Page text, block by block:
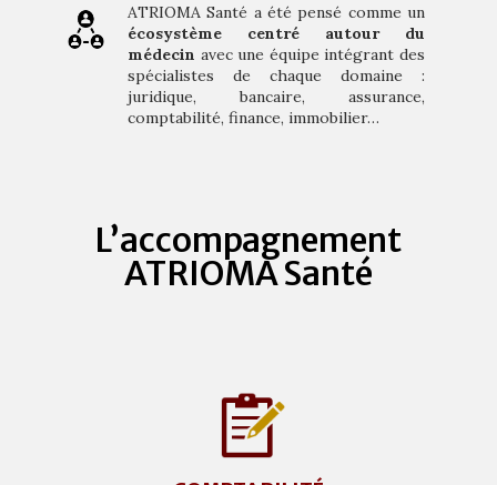
ATRIOMA Santé a été pensé comme un
écosystème centré autour du
médecin avecune équipe intégrant des
spécialistes de chaque domaine :
juridique, bancaire, assurance,
comptabilité, finance, immobilier…
L’accompagnement
ATRIOMA Santé